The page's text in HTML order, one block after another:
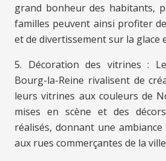
grand bonheur des habitants,
familles peuvent ainsi profiter
et de divertissement sur la glace
5. Décoration des vitrines :
Bourg-la-Reine rivalisent de
leurs vitrines aux couleurs de
mises en scène et des
réalisés, donnant une
aux rues commerçantes de la